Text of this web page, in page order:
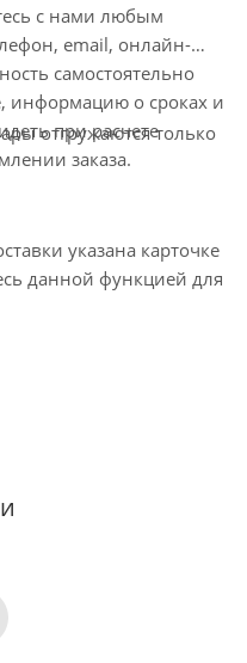
с нами любым
email, онлайн-
самостоятельно
информацию о сроках и
при расчете
заказа.
отгружаются только
указана карточке
данной функцией для